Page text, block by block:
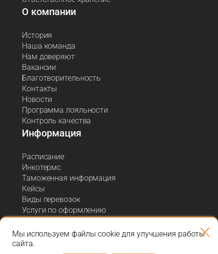
О компании
История
Наша команда
Нам доверяют
Вакансии
Благотворительность
Контакты
Новости
Программа лояльности
Контроль качества
Информация
Расписание
Инкотермс
Таможенная информация
Кейсы
Виды перевозок
Услуги по оформлению
Акции и спецпредложения
Блог о логистике
Мы используем файлы cookie для улучшения работы
сайта.